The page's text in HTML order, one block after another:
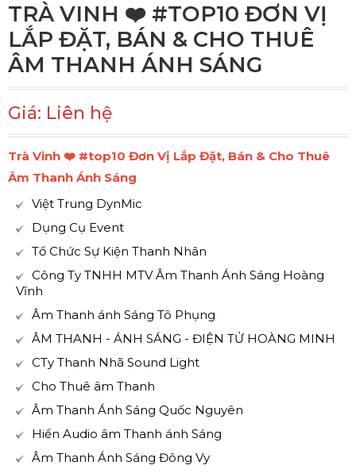
TRÀ VINH ❤️️ #TOP10 ĐƠN VỊ
LẮP ĐẶT, BÁN & CHO THUÊ
ÂM THANH ÁNH SÁNG
Giá: Liên hệ
Trà Vinh ❤️️ #top10 Đơn Vị Lắp Đặt, Bán & Cho Thuê
Âm Thanh Ánh Sáng
Việt Trung DynMic
Dụng Cụ Event
Tổ Chức Sự Kiện Thanh Nhân
Công Ty TNHH MTV Âm Thanh Ánh Sáng Hoàng
Vĩnh
Âm Thanh ánh Sáng Tô Phụng
ÂM THANH - ÁNH SÁNG - ĐIỆN TỬ HOÀNG MINH
CTy Thanh Nhã Sound Light
Cho Thuê âm Thanh
Âm Thanh Ánh Sáng Quốc Nguyên
Hiển Audio âm Thanh ánh Sáng
Âm Thanh Ánh Sáng Đông Vy